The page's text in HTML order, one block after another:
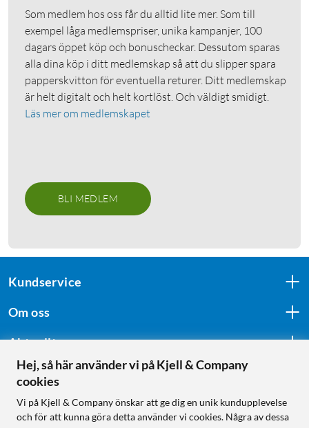
Som medlem hos oss får du alltid lite mer. Som till
exempel låga medlemspriser, unika kampanjer, 100
dagars öppet köp och bonuscheckar. Dessutom sparas
alla dina köp i ditt medlemskap så att du slipper spara
papperskvitton för eventuella returer. Ditt medlemskap
är helt digitalt och helt kortlöst. Och väldigt smidigt.
Läs mer om medlemskapet
BLI MEDLEM
Kundservice
Om oss
Aktuellt
Följ oss
Hej, så här använder vi på Kjell & Company
cookies
Vi på Kjell & Company önskar att ge dig en unik kundupplevelse
och för att kunna göra detta använder vi cookies. Några av dessa